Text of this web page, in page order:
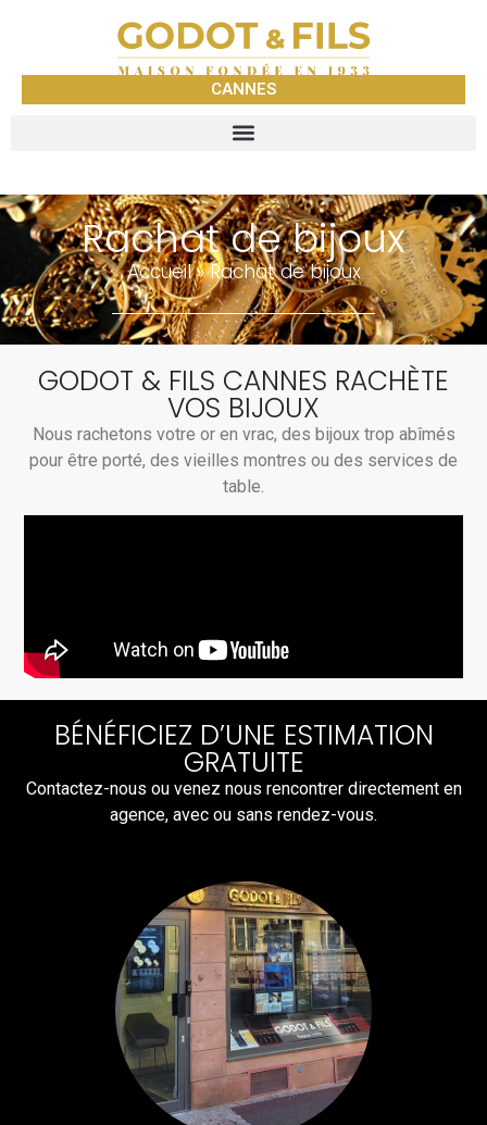
CANNES
Rachat de bijoux
Accueil»Rachat de bijoux
GODOT & FILS CANNES RACHÈTE
VOS BIJOUX
Nous rachetons votre or en vrac, des bijoux trop abîmés
pour être porté, des vieilles montres ou des services de
table.
BÉNÉFICIEZ D’UNE ESTIMATION
GRATUITE
Contactez-nous ou venez nous rencontrer directement en
agence, avec ou sans rendez-vous.